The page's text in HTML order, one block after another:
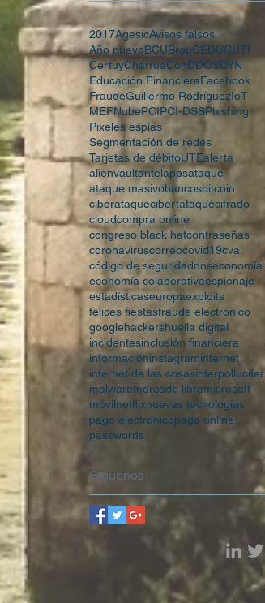
2017AgesicAvisos falsos
Año nuevoBCUBrouCEDUCUTI
CertuyCharruaConDDOSDYN
Educación FinancieraFacebook
FraudeGuillermo RodríguezIoT
MEFNubePCIPCI-DSSPhishing
Pixeles espías
Segmentación de redes
Tarjetas de débitoUTEalerta
alienvaultantelappsataque
ataque masivobancosbitcoin
ciberataquecibertataquecifrado
cloudcompra online
congreso black hatcontraseñas
coronaviruscorreocovid19cva
código de seguridaddnseconomía
economía colaborativaespionaje
estadísticaseuropaexploits
felices fiestasfraude electrónico
googlehackershuella digital
incidentesinclusión financiera
informacióninstagraminternet
internet de las cosasinterpollucifer
malwaremercado libremicrosoft
móvilnetflixnuevas tecnologías
pago electrónicopago online
passwords
Síguenos